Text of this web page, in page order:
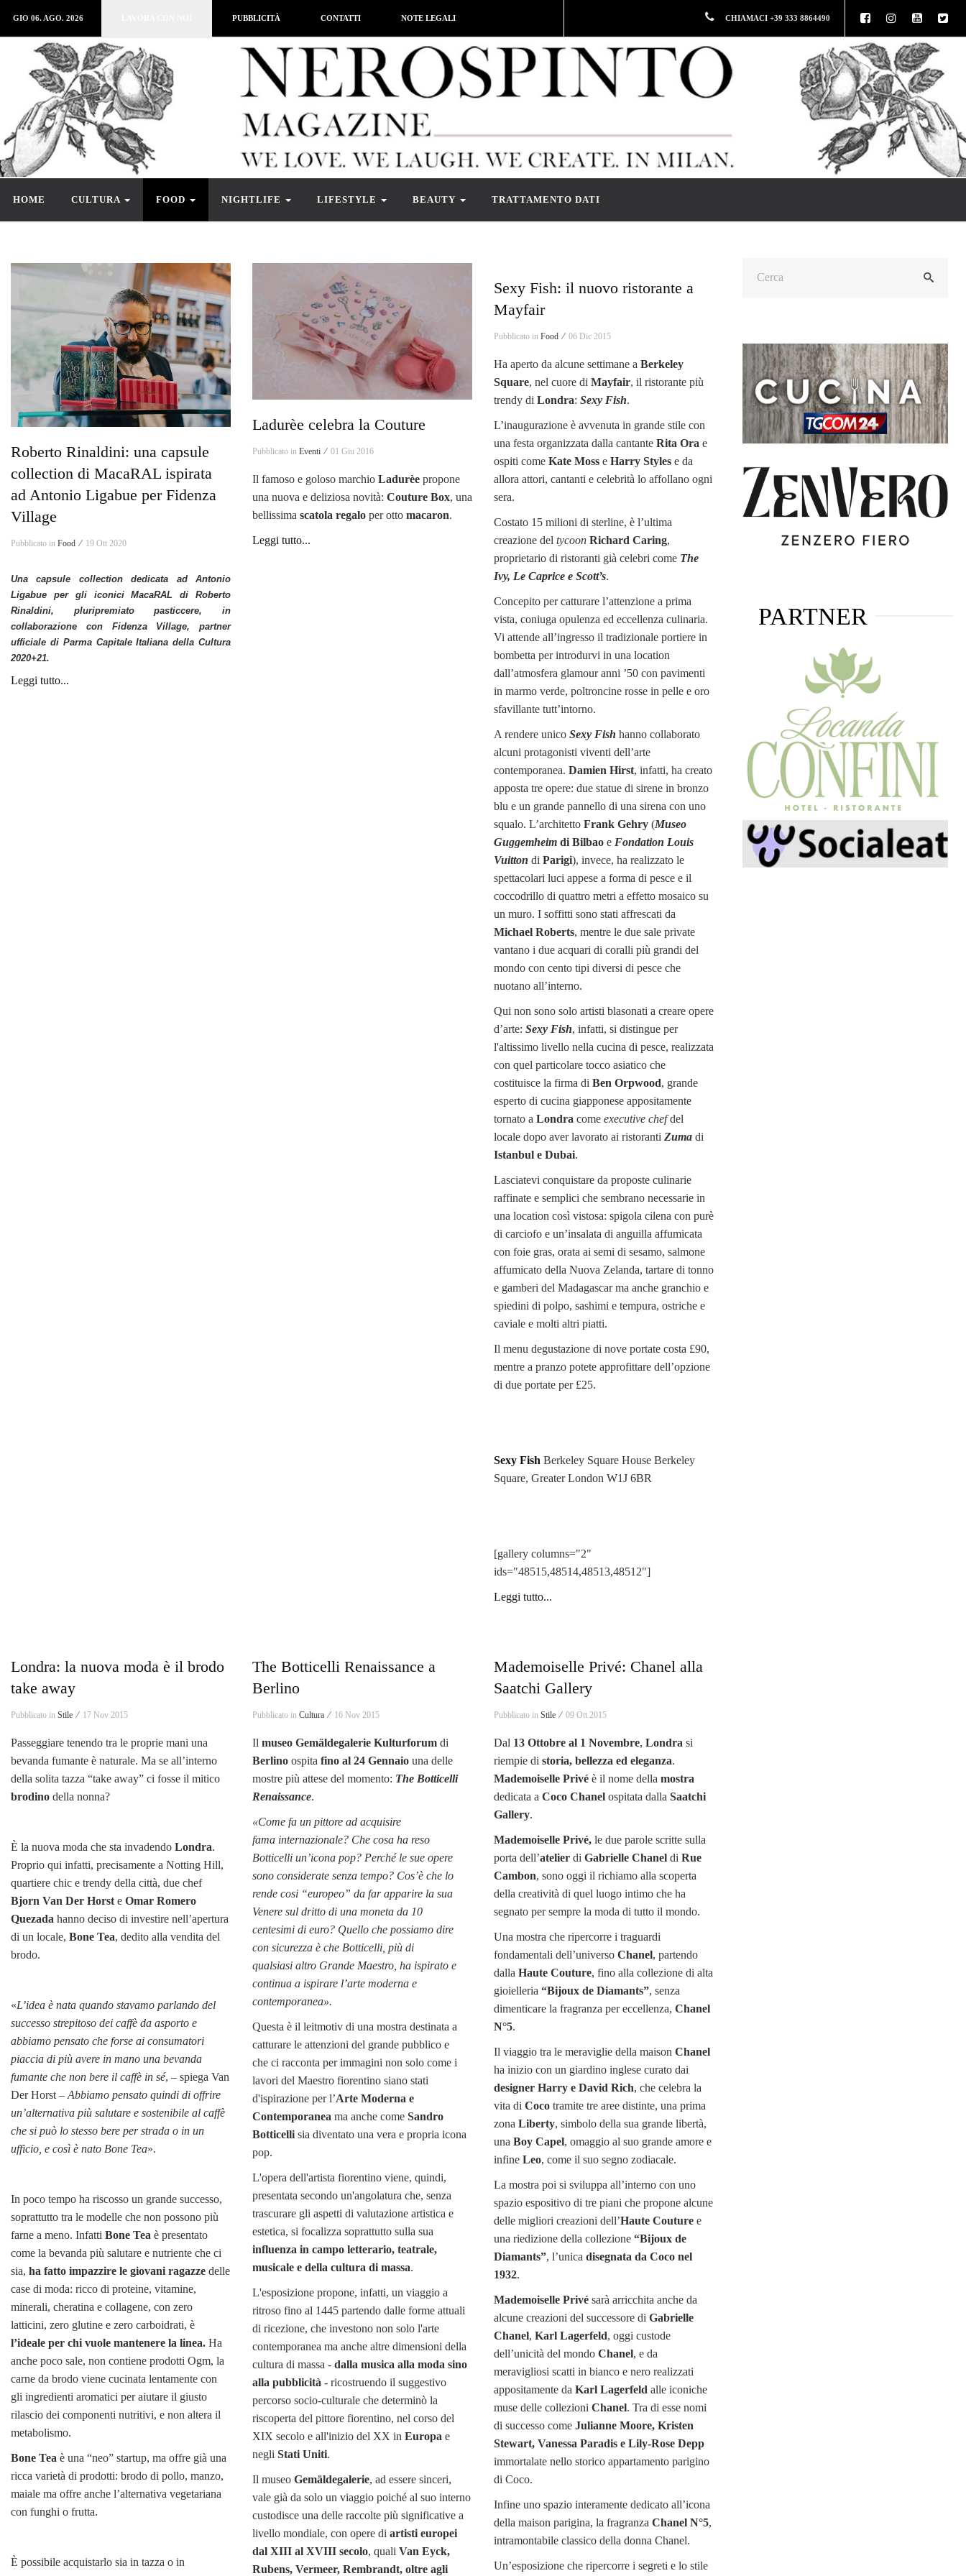
GIO 06. AGO. 2026 PUBBLICITÀ CONTATTI NOTE LEGALI CHIAMACI +39 333 8864490
HOME CULTURA FOOD NIGHTLIFE LIFESTYLE BEAUTY TRATTAMENTO DATI
Roberto Rinaldini: una capsule
collection di MacaRAL ispirata
ad Antonio Ligabue per Fidenza
Village
Pubblicato in Food ⁄ 19 Ott 2020
Una capsule collection dedicata ad Antonio
Ligabue per gli iconici MacaRAL di Roberto
Rinaldini, pluripremiato pasticcere, in
collaborazione con Fidenza Village, partner
ufficiale di Parma Capitale Italiana della Cultura
2020+21.
Leggi tutto...
Ladurèe celebra la Couture
Pubblicato in Eventi ⁄ 01 Giu 2016
Il famoso e goloso marchio Ladurèe propone
una nuova e deliziosa novità: Couture Box, una
bellissima scatola regalo per otto macaron.
Leggi tutto...
Sexy Fish: il nuovo ristorante a
Mayfair
Pubblicato in Food ⁄ 06 Dic 2015
Ha aperto da alcune settimane a Berkeley
Square, nel cuore di Mayfair, il ristorante più
trendy di Londra: Sexy Fish.
L’inaugurazione è avvenuta in grande stile con
una festa organizzata dalla cantante Rita Ora e
ospiti come Kate Moss e Harry Styles e da
allora attori, cantanti e celebrità lo affollano ogni
sera.
Costato 15 milioni di sterline, è l’ultima
creazione del tycoon Richard Caring,
proprietario di ristoranti già celebri come The
Ivy, Le Caprice e Scott’s.
Concepito per catturare l’attenzione a prima
vista, coniuga opulenza ed eccellenza culinaria.
Vi attende all’ingresso il tradizionale portiere in
bombetta per introdurvi in una location
dall’atmosfera glamour anni ’50 con pavimenti
in marmo verde, poltroncine rosse in pelle e oro
sfavillante tutt’intorno.
A rendere unico Sexy Fish hanno collaborato
alcuni protagonisti viventi dell’arte
contemporanea. Damien Hirst, infatti, ha creato
apposta tre opere: due statue di sirene in bronzo
blu e un grande pannello di una sirena con uno
squalo. L’architetto Frank Gehry (Museo
Guggemheim di Bilbao e Fondation Louis
Vuitton di Parigi), invece, ha realizzato le
spettacolari luci appese a forma di pesce e il
coccodrillo di quattro metri a effetto mosaico su
un muro. I soffitti sono stati affrescati da
Michael Roberts, mentre le due sale private
vantano i due acquari di coralli più grandi del
mondo con cento tipi diversi di pesce che
nuotano all’interno.
Qui non sono solo artisti blasonati a creare opere
d’arte: Sexy Fish, infatti, si distingue per
l'altissimo livello nella cucina di pesce, realizzata
con quel particolare tocco asiatico che
costituisce la firma di Ben Orpwood, grande
esperto di cucina giapponese appositamente
tornato a Londra come executive chefdel
locale dopo aver lavorato ai ristoranti Zuma di
Istanbul e Dubai.
Lasciatevi conquistare da proposte culinarie
raffinate e semplici che sembrano necessarie in
una location così vistosa: spigola cilena con purè
di carciofo e un’insalata di anguilla affumicata
con foie gras, orata ai semi di sesamo, salmone
affumicato della Nuova Zelanda, tartare di tonno
e gamberi del Madagascar ma anche granchio e
spiedini di polpo, sashimi e tempura, ostriche e
caviale e molti altri piatti.
Il menu degustazione di nove portate costa £90,
mentre a pranzo potete approfittare dell’opzione
di due portate per £25.
Sexy Fish Berkeley Square House Berkeley
Square, Greater London W1J 6BR
[gallery columns="2"
ids="48515,48514,48513,48512"]
Leggi tutto...
Londra: la nuova moda è il brodo
take away
Pubblicato in Stile ⁄ 17 Nov 2015
Passeggiare tenendo tra le proprie mani una
bevanda fumante è naturale. Ma se all’interno
della solita tazza “take away” ci fosse il mitico
brodino della nonna?
È la nuova moda che sta invadendo Londra.
Proprio qui infatti, precisamente a Notting Hill,
quartiere chic e trendy della città, due chef
Bjorn Van Der Horst e Omar Romero
Quezada hanno deciso di investire nell’apertura
di un locale, Bone Tea, dedito alla vendita del
brodo.
«L’idea è nata quando stavamo parlando del
successo strepitoso dei caffè da asporto e
abbiamo pensato che forse ai consumatori
piaccia di più avere in mano una bevanda
fumante che non bere il caffè in sé, – spiega Van
Der Horst – Abbiamo pensato quindi di offrire
un’alternativa più salutare e sostenibile al caffè
che si può lo stesso bere per strada o in un
ufficio, e così è nato Bone Tea».
In poco tempo ha riscosso un grande successo,
soprattutto tra le modelle che non possono più
farne a meno. Infatti Bone Tea è presentato
come la bevanda più salutare e nutriente che ci
sia, ha fatto impazzire le giovani ragazze delle
case di moda: ricco di proteine, vitamine,
minerali, cheratina e collagene, con zero
latticini, zero glutine e zero carboidrati, è
l’ideale per chi vuole mantenere la linea. Ha
anche poco sale, non contiene prodotti Ogm, la
carne da brodo viene cucinata lentamente con
gli ingredienti aromatici per aiutare il giusto
rilascio dei componenti nutritivi, e non altera il
metabolismo.
Bone Tea è una “neo” startup, ma offre già una
ricca varietà di prodotti: brodo di pollo, manzo,
maiale ma offre anche l’alternativa vegetariana
con funghi o frutta.
È possibile acquistarlo sia in tazza o in
The Botticelli Renaissance a
Berlino
Pubblicato in Cultura ⁄ 16 Nov 2015
Il museo Gemäldegalerie Kulturforum di
Berlino ospita fino al 24 Gennaio una delle
mostre più attese del momento: The Botticelli
Renaissance.
«Come fa un pittore ad acquisire
fama internazionale? Che cosa ha reso
Botticelli un’icona pop? Perché le sue opere
sono considerate senza tempo? Cos’è che lo
rende cosi “europeo” da far apparire la sua
Venere sul dritto di una moneta da 10
centesimi di euro? Quello che possiamo dire
con sicurezza è che Botticelli, più di
qualsiasi altro Grande Maestro, ha ispirato e
continua a ispirare l’arte moderna e
contemporanea».
Questa è il leitmotiv di una mostra destinata a
catturare le attenzioni del grande pubblico e
che ci racconta per immagini non solo come i
lavori del Maestro fiorentino siano stati
d'ispirazione per l’Arte Moderna e
Contemporanea ma anche come Sandro
Botticelli sia diventato una vera e propria icona
pop.
L'opera dell'artista fiorentino viene, quindi,
presentata secondo un'angolatura che, senza
trascurare gli aspetti di valutazione artistica e
estetica, si focalizza soprattutto sulla sua
influenza in campo letterario, teatrale,
musicale e della cultura di massa.
L'esposizione propone, infatti, un viaggio a
ritroso fino al 1445 partendo dalle forme attuali
di ricezione, che investono non solo l'arte
contemporanea ma anche altre dimensioni della
cultura di massa - dalla musica alla moda sino
alla pubblicità - ricostruendo il suggestivo
percorso socio-culturale che determinò la
riscoperta del pittore fiorentino, nel corso del
XIX secolo e all'inizio del XX in Europa e
negli Stati Uniti.
Il museo Gemäldegalerie, ad essere sinceri,
vale già da solo un viaggio poiché al suo interno
custodisce una delle raccolte più significative a
livello mondiale, con opere di artisti europei
dal XIII al XVIII secolo, quali Van Eyck,
Rubens, Vermeer, Rembrandt, oltre agli
Mademoiselle Privé: Chanel alla
Saatchi Gallery
Pubblicato in Stile ⁄ 09 Ott 2015
Dal 13 Ottobre al 1 Novembre, Londra si
riempie di storia, bellezza ed eleganza.
Mademoiselle Privé è il nome della mostra
dedicata a Coco Chanel ospitata dalla Saatchi
Gallery.
Mademoiselle Privé, le due parole scritte sulla
porta dell’atelier di Gabrielle Chanel di Rue
Cambon, sono oggi il richiamo alla scoperta
della creatività di quel luogo intimo che ha
segnato per sempre la moda di tutto il mondo.
Una mostra che ripercorre i traguardi
fondamentali dell’universo Chanel, partendo
dalla Haute Couture, fino alla collezione di alta
gioielleria “Bijoux de Diamants”, senza
dimenticare la fragranza per eccellenza, Chanel
N°5.
Il viaggio tra le meraviglie della maison Chanel
ha inizio con un giardino inglese curato dai
designer Harry e David Rich, che celebra la
vita di Coco tramite tre aree distinte, una prima
zona Liberty, simbolo della sua grande libertà,
una Boy Capel, omaggio al suo grande amore e
infine Leo, come il suo segno zodiacale.
La mostra poi si sviluppa all’interno con uno
spazio espositivo di tre piani che propone alcune
delle migliori creazioni dell’Haute Couture e
una riedizione della collezione “Bijoux de
Diamants”, l’unica disegnata da Coco nel
1932.
Mademoiselle Privé sarà arricchita anche da
alcune creazioni del successore di Gabrielle
Chanel, Karl Lagerfeld, oggi custode
dell’unicità del mondo Chanel, e da
meravigliosi scatti in bianco e nero realizzati
appositamente da Karl Lagerfeld alle iconiche
muse delle collezioni Chanel. Tra di esse nomi
di successo come Julianne Moore, Kristen
Stewart, Vanessa Paradis e Lily-Rose Depp
immortalate nello storico appartamento parigino
di Coco.
Infine uno spazio interamente dedicato all’icona
della maison parigina, la fragranza Chanel N°5,
intramontabile classico della donna Chanel.
Un’esposizione che ripercorre i segreti e lo stile
PARTNER